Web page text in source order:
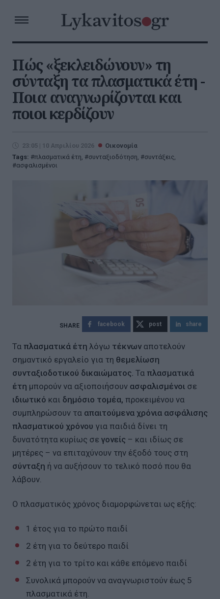
Πώς «ξεκλειδώνουν» τη
σύνταξη τα πλασματικά έτη -
Ποια αναγνωρίζονται και
ποιοι κερδίζουν
23:05 | 10 Απριλίου 2026
Οικονομία
Tags:
πλασματικά έτη, συνταξιοδότηση, συντάξεις,
ασφαλισμένοι
facebook post share
Τα πλασματικά έτη λόγω τέκνωναποτελούν
σημαντικό εργαλείο για τη θεμελίωση
συνταξιοδοτικού δικαιώματος. Τα πλασματικά
έτη μπορούν να αξιοποιήσουν ασφαλισμένοι σε
ιδιωτικό και δημόσιο τομέα, προκειμένου να
συμπληρώσουν τα απαιτούμενα χρόνια ασφάλισης
πλασματικού χρόνου για παιδιά δίνει τη
δυνατότητα κυρίως σε γονείς – και ιδίως σε
μητέρες – να επιταχύνουν την έξοδό τους στη
σύνταξη ή να αυξήσουν το τελικό ποσό που θα
λάβουν.
Ο πλασματικός χρόνος διαμορφώνεται ως εξής:
1 έτος για το πρώτο παιδί
2 έτη για το δεύτερο παιδί
2 έτη για το τρίτο και κάθε επόμενο παιδί
Συνολικά μπορούν να αναγνωριστούν έως 5
πλασματικά έτη.